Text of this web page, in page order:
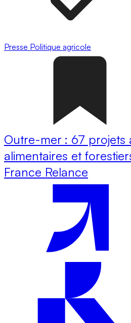
Presse Politique agricole
Outre-mer : 67 projets
alimentaires et
France Relance